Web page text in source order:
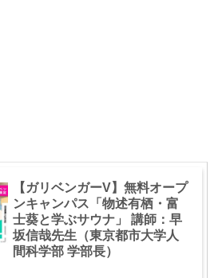
【ガリベンガーV】無料オープ
ンキャンパス「物述有栖・富
士葵と学ぶサウナ」 講師：早
坂信哉先生（東京都市大学人
間科学部 学部長）